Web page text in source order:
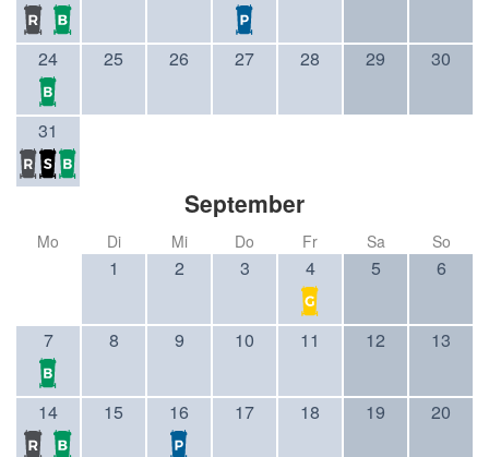
24 25 26 27 28 29 30
31
September
Mo Di Mi Do Fr Sa So
1 2 3 4 5 6
7 8 9 10 11 12 13
14 15 16 17 18 19 20